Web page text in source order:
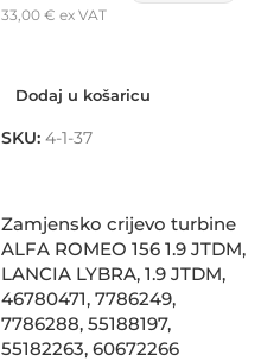
33,00 € ex VAT
Dodaj u košaricu
SKU: 4-1-37
Zamjensko crijevo turbine
ALFA ROMEO 156 1.9 JTDM,
LANCIA LYBRA, 1.9 JTDM,
46780471, 7786249,
7786288, 55188197,
55182263, 60672266